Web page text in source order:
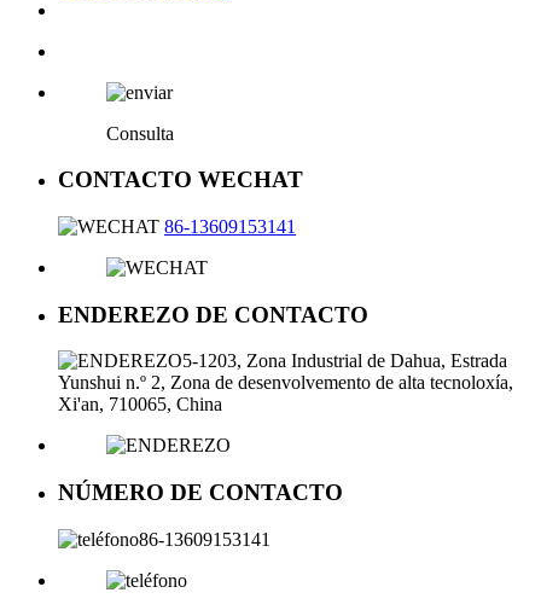
Consulta
CONTACTO WECHAT
86-13609153141
ENDEREZO DE CONTACTO
5-1203, Zona Industrial de Dahua, Estrada
Yunshui n.º 2, Zona de desenvolvemento de alta tecnoloxía,
Xi'an, 710065, China
NÚMERO DE CONTACTO
86-13609153141